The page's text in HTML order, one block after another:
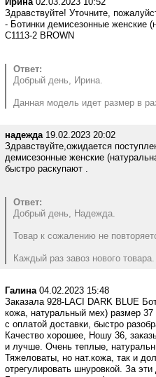
Здравствуйте! Уточните,
- Ботинки демисезонные женские
C1113-2 BROWN
Ответ:
Добрый день, Ирина.
Данная модель идет размер в
надежда19.02.2023 20:02
Здравствуйте,ожидается
демисезонные женские
быстро раскупают .
Ответ:
Добрый день, Надежда.
Товар к сожалению не
Каждый раз завоз нового товара.
Галина04.02.2023 15:48
Заказала 928-LACI DARK BLUE
кожа, натуральный мех) размер
с оплатой доставки, быстро
Качество хорошее, Ношу 36,
и лучше. Очень теплые,
Тяжеловаты, но нат.кожа, так и
отрегулировать шнуровкой. За